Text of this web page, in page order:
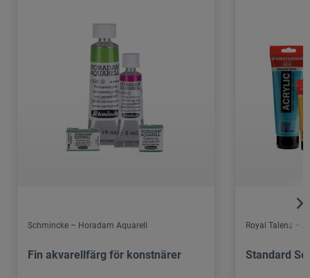
Schmincke – Horadam Aquarell
Fin akvarellfärg för konstnärer
Royal Talens –
Standard